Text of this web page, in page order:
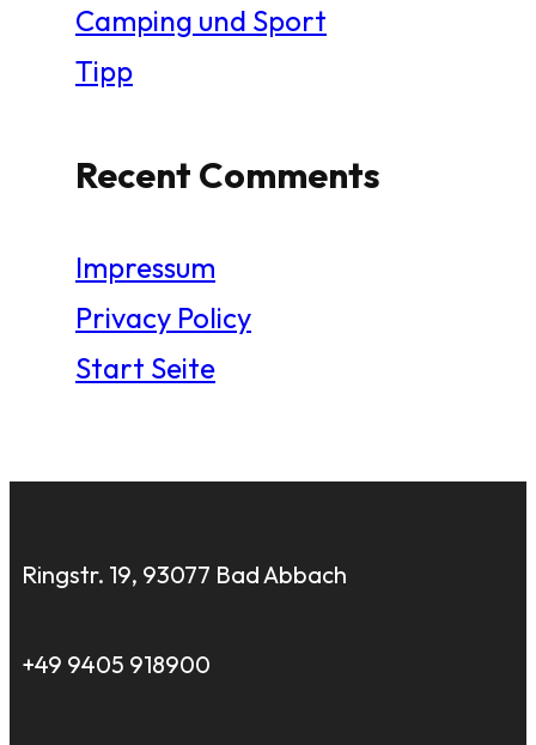
Camping und Sport
Tipp
Recent Comments
Impressum
Privacy Policy
Start Seite
Ringstr. 19, 93077 Bad Abbach
+49 9405 918900